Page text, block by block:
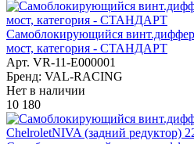
Самоблокирующийся
мост, категория - СТАНДАРТ
Арт. VR-11-E000001
Бренд: VAL-RACING
Нет в наличии
10 180